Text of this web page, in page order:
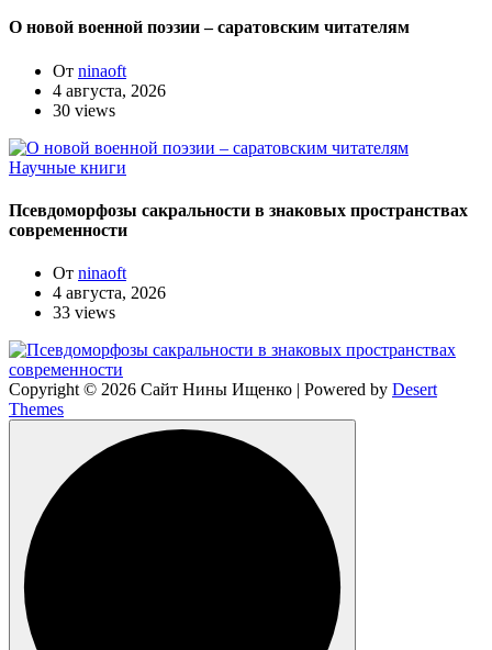
О новой военной поэзии – саратовским читателям
От ninaoft
4 августа, 2026
30 views
Научные книги
Псевдоморфозы сакральности в знаковых пространствах
современности
От ninaoft
4 августа, 2026
33 views
Copyright © 2026 Сайт Нины Ищенко | Powered by Desert
Themes